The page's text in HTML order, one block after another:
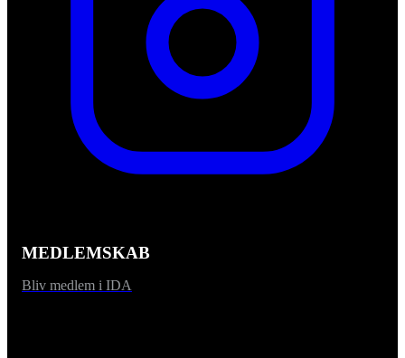
MEDLEMSKAB
Bliv medlem i IDA